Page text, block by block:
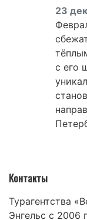
23
с его
Контакты
Турагентства
Энгельс с 2006